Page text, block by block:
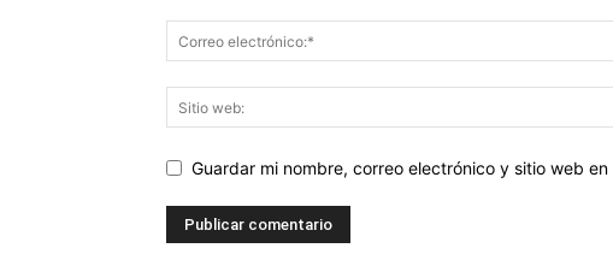
Guardar mi nombre, correo electrónico y sitio web